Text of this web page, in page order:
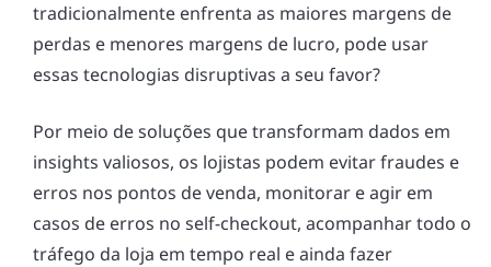
tradicionalmente enfrenta as maiores margens de
perdas e menores margens de lucro, pode usar
essas tecnologias disruptivas a seu favor?
Por meio de soluções que transformam dados em
insights valiosos, os lojistas podem evitar fraudes e
erros nos pontos de venda, monitorar e agir em
casos de erros no self-checkout, acompanhar todo o
tráfego da loja em tempo real e ainda fazer